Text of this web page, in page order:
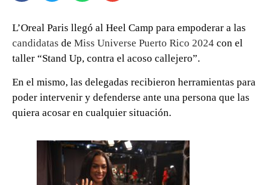
L’Oreal Paris llegó al Heel Camp para empoderar a las
candidatas de Miss Universe Puerto Rico 2024 con el
taller “Stand Up, contra el acoso callejero”.
En el mismo, las delegadas recibieron herramientas para
poder intervenir y defenderse ante una persona que las
quiera acosar en cualquier situación.